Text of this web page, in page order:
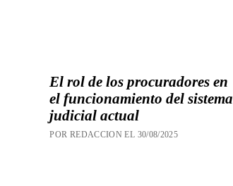
El rol de los procuradores en
el funcionamiento del sistema
judicial actual
POR REDACCION EL 30/08/2025